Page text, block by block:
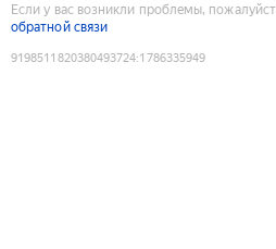
Если у вас возникли проблемы,
обратной связи
9198511820380493724:1786335949